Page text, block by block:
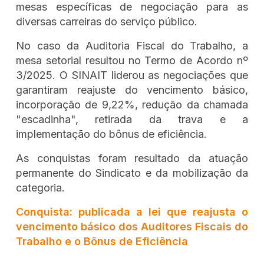
mesas específicas de negociação para as
diversas carreiras do serviço público.
No caso da Auditoria Fiscal do Trabalho, a
mesa setorial resultou no Termo de Acordo nº
3/2025. O SINAIT liderou as negociações que
garantiram reajuste do vencimento básico,
incorporação de 9,22%, redução da chamada
"escadinha", retirada da trava e a
implementação do bônus de eficiência.
As conquistas foram resultado da atuação
permanente do Sindicato e da mobilização da
categoria.
Conquista: publicada a lei que reajusta o
vencimento básico dos Auditores Fiscais do
Trabalho e o Bônus de Eficiência